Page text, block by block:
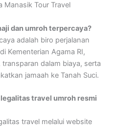
Manasik Tour Travel
dan umroh terpercaya?
adalah biro perjalanan
Kementerian Agama RI,
transparan dalam biaya, serta
jamaah ke Tanah Suci.
travel umroh resmi
travel melalui website